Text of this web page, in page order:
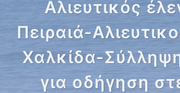
Αλιευτικός
Πειραιά-
Χαλκίδα-
για οδήγηση